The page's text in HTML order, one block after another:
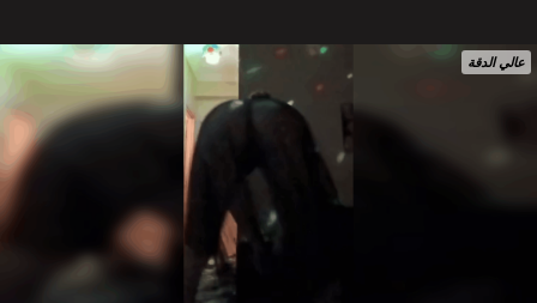
عالي الدقة